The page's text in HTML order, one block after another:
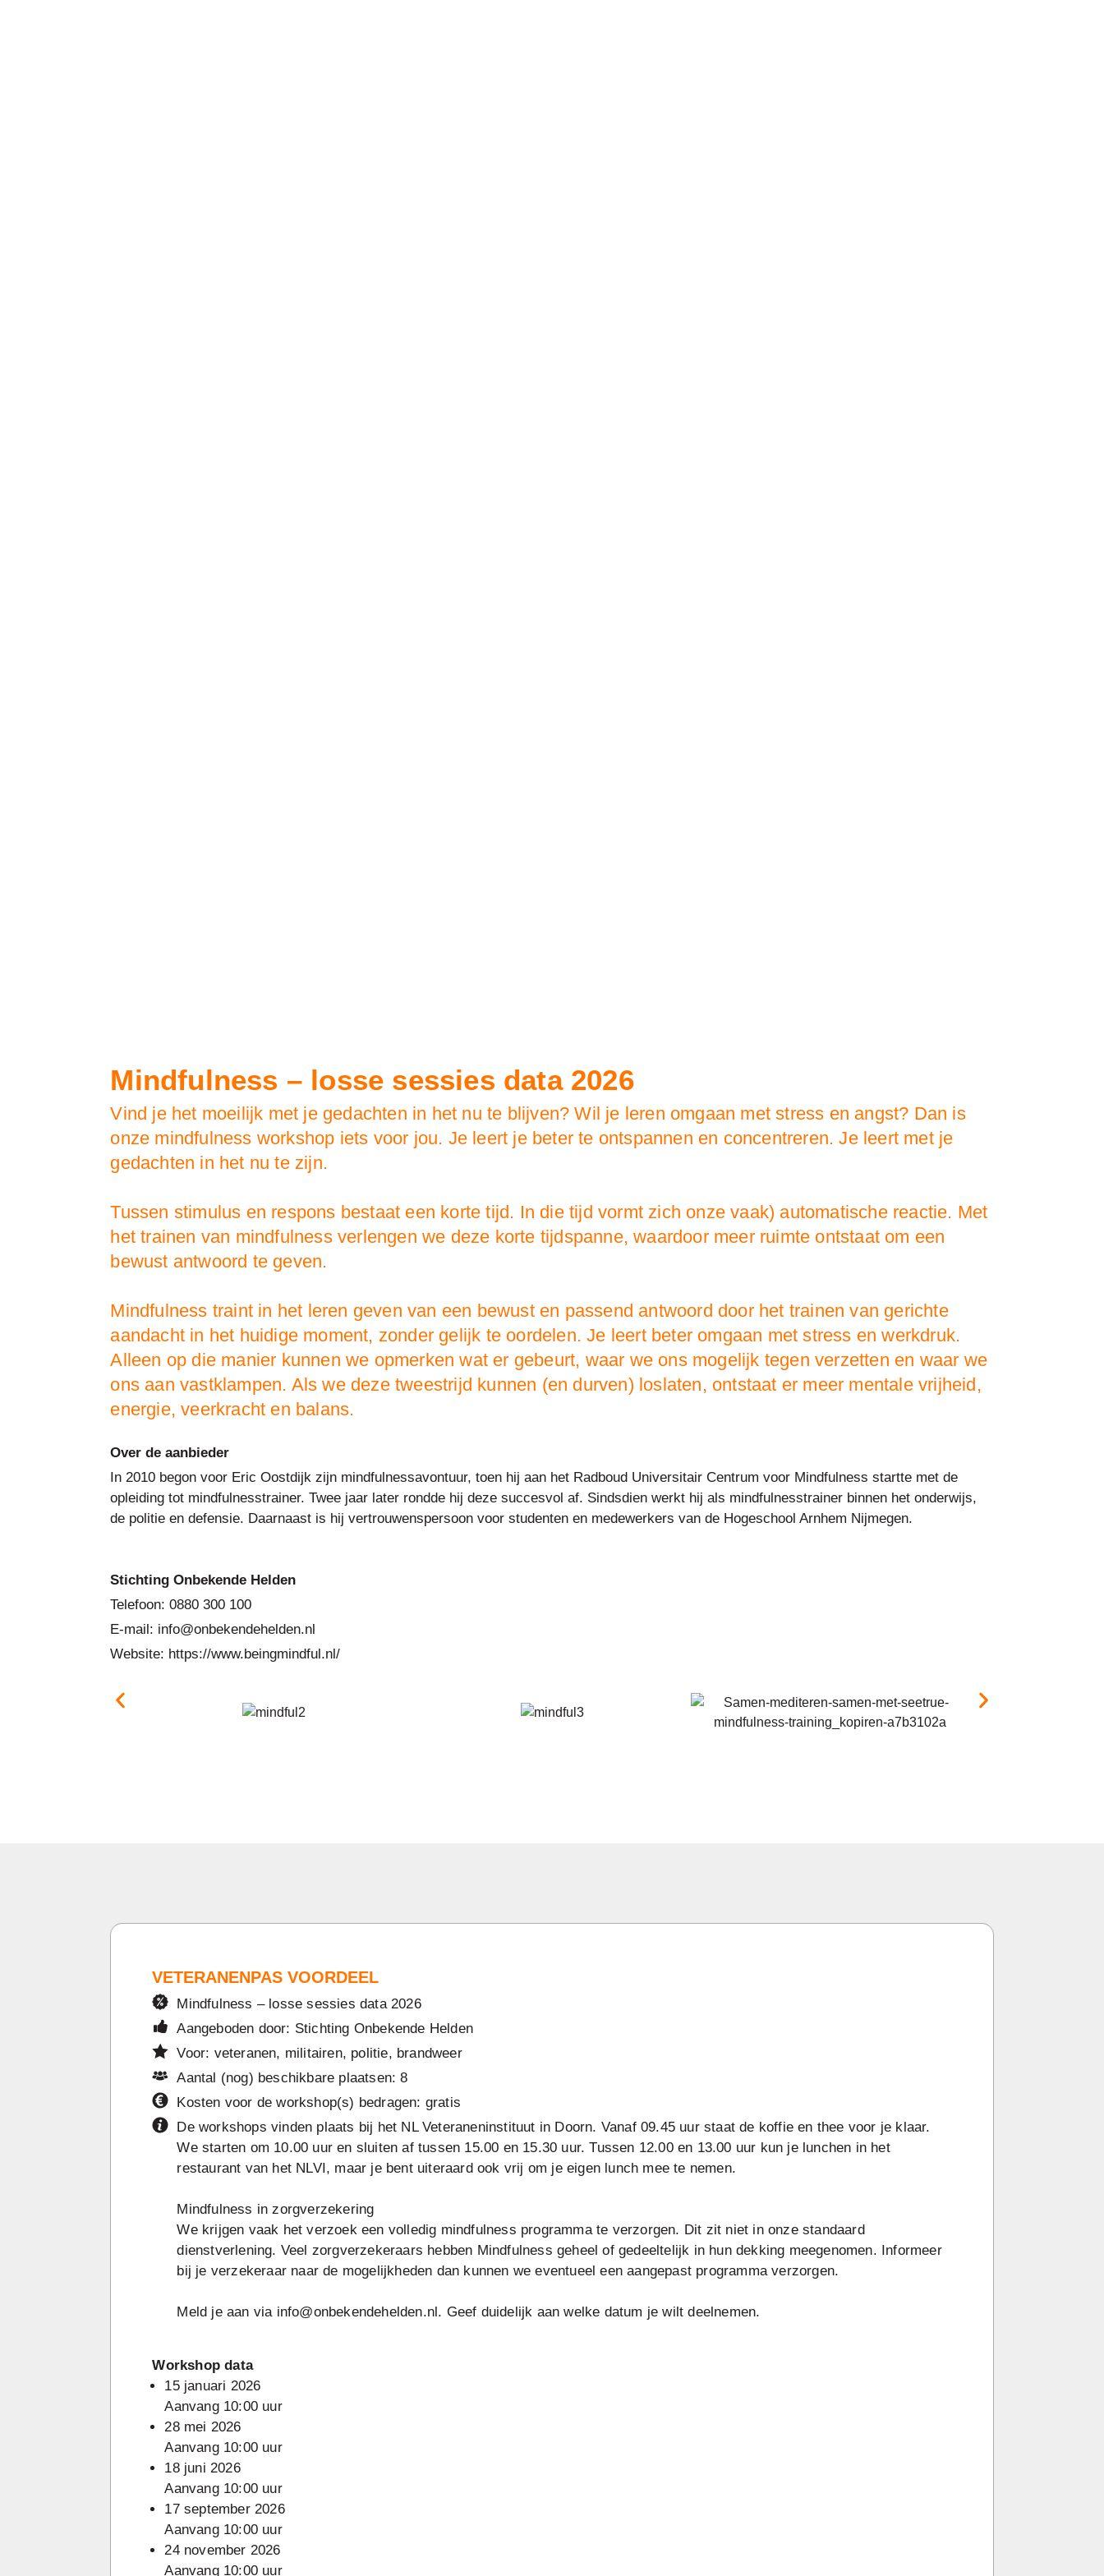
Mindfulness – losse sessies data 2026
Vind je het moeilijk met je gedachten in het nu te blijven? Wil je leren omgaan met stress en angst? Dan is
onze mindfulness workshop iets voor jou. Je leert je beter te ontspannen en concentreren. Je leert met je
gedachten in het nu te zijn.
Tussen stimulus en respons bestaat een korte tijd. In die tijd vormt zich onze vaak) automatische reactie. Met
het trainen van mindfulness verlengen we deze korte tijdspanne, waardoor meer ruimte ontstaat om een
bewust antwoord te geven.
Mindfulness traint in het leren geven van een bewust en passend antwoord door het trainen van gerichte
aandacht in het huidige moment, zonder gelijk te oordelen. Je leert beter omgaan met stress en werkdruk.
Alleen op die manier kunnen we opmerken wat er gebeurt, waar we ons mogelijk tegen verzetten en waar we
ons aan vastklampen. Als we deze tweestrijd kunnen (en durven) loslaten, ontstaat er meer mentale vrijheid,
energie, veerkracht en balans.
Over de aanbieder
In 2010 begon voor Eric Oostdijk zijn mindfulnessavontuur, toen hij aan het Radboud Universitair Centrum voor Mindfulness startte met de
opleiding tot mindfulnesstrainer. Twee jaar later rondde hij deze succesvol af. Sindsdien werkt hij als mindfulnesstrainer binnen het onderwijs,
de politie en defensie. Daarnaast is hij vertrouwenspersoon voor studenten en medewerkers van de Hogeschool Arnhem Nijmegen.
Stichting Onbekende Helden
Telefoon: 0880 300 100
E-mail: info@onbekendehelden.nl
Website: https://www.beingmindful.nl/
VETERANENPAS VOORDEEL
Mindfulness – losse sessies data 2026
Aangeboden door: Stichting Onbekende Helden
Voor: veteranen, militairen, politie, brandweer
Aantal (nog) beschikbare plaatsen: 8
Kosten voor de workshop(s) bedragen: gratis
De workshops vinden plaats bij het NL Veteraneninstituut in Doorn. Vanaf 09.45 uur staat de koffie en thee voor je klaar.
We starten om 10.00 uur en sluiten af tussen 15.00 en 15.30 uur. Tussen 12.00 en 13.00 uur kun je lunchen in het
restaurant van het NLVI, maar je bent uiteraard ook vrij om je eigen lunch mee te nemen.
Mindfulness in zorgverzekering
We krijgen vaak het verzoek een volledig mindfulness programma te verzorgen. Dit zit niet in onze standaard
dienstverlening. Veel zorgverzekeraars hebben Mindfulness geheel of gedeeltelijk in hun dekking meegenomen. Informeer
bij je verzekeraar naar de mogelijkheden dan kunnen we eventueel een aangepast programma verzorgen.
Meld je aan via info@onbekendehelden.nl. Geef duidelijk aan welke datum je wilt deelnemen.
Workshop data
15 januari 2026
Aanvang 10:00 uur
28 mei 2026
Aanvang 10:00 uur
18 juni 2026
Aanvang 10:00 uur
17 september 2026
Aanvang 10:00 uur
24 november 2026
Aanvang 10:00 uur